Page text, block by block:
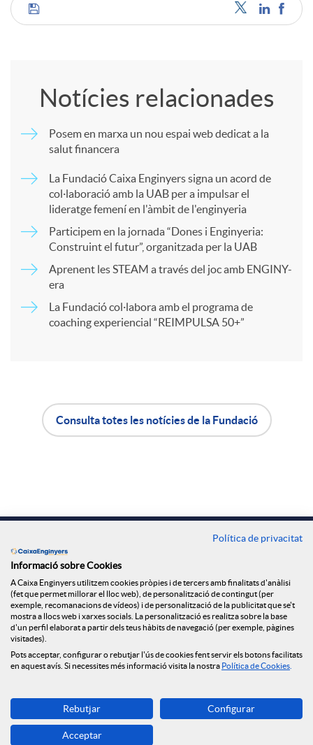
C
m
t
a
r
x
e
s
Notícies relacionades
Posem en marxa un nou espai web dedicat a la
salut financera
La Fundació Caixa Enginyers signa un acord de
col·laboració amb la UAB per a impulsar el
lideratge femení en l'àmbit de l'enginyeria
Participem en la jornada “Dones i Enginyeria:
Construint el futur”, organitzada per la UAB
Aprenent les STEAM a través del joc amb ENGINY-
era
La Fundació col·labora amb el programa de
coaching experiencial “REIMPULSA 50+”
l
i
c
a
c
t
ó
n
n
o
Consulta totes les notícies de la Fundació
Troba'ns a
Blog
Descarrega-la ara
Banca MOBILE
Política de privacitat
Informació sobre Cookies
A Caixa Enginyers utilitzem cookies pròpies i de tercers amb finalitats d'anàlisi
(fet que permet millorar el lloc web), de personalització de contingut (per
exemple, recomanacions de vídeos) i de personalització de la publicitat que se't
mostra a llocs web i xarxes socials. La personalització es realitza sobre la base
d'un perfil elaborat a partir dels teus hàbits de navegació (per exemple, pàgines
visitades).
Pots acceptar, configurar o rebutjar l'ús de cookies fent servir els botons facilitats
en aquest avís. Si necessites més informació visita la nostra Política de Cookies
Rebutjar Configurar
Acceptar